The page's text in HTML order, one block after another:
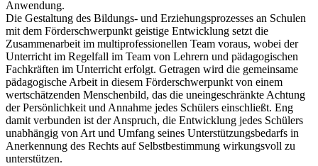
Anwendung.
Die Gestaltung des Bildungs- und Erziehungsprozesses an Schulen
mit dem Förderschwerpunkt geistige Entwicklung setzt die
Zusammenarbeit im multiprofessionellen Team voraus, wobei der
Unterricht im Regelfall im Team von Lehrern und pädagogischen
Fachkräften im Unterricht erfolgt. Getragen wird die gemeinsame
pädagogische Arbeit in diesem Förderschwerpunkt von einem
wertschätzenden Menschenbild, das die uneingeschränkte Achtung
der Persönlichkeit und Annahme jedes Schülers einschließt. Eng
damit verbunden ist der Anspruch, die Entwicklung jedes Schülers
unabhängig von Art und Umfang seines Unterstützungsbedarfs in
Anerkennung des Rechts auf Selbstbestimmung wirkungsvoll zu
unterstützen.